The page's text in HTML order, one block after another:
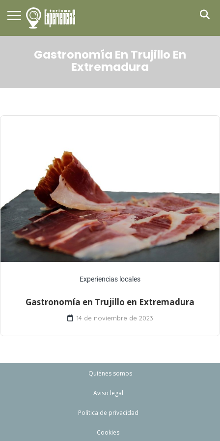
Gastronomía En Trujillo En
Extremadura
Experiencias locales
Gastronomía en Trujillo en Extremadura
14 de noviembre de 2023
Quiénes somos
Aviso legal
Política de privacidad
Cookies